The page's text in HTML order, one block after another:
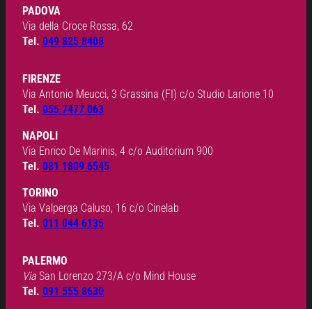
PADOVA
Via della Croce Rossa, 62
Tel. 049 825 8408
FIRENZE
Via Antonio Meucci, 3 Grassina (FI) c/o Studio Larione 10
Tel. 055 7477 063
NAPOLI
Via Enrico De Marinis, 4 c/o Auditorium 900
Tel. 081 1809 6545
TORINO
Via Valperga Caluso, 16 c/o Cinelab
Tel. 011 044 6135
PALERMO
Via San Lorenzo 273/A c/o Mind House
Tel. 091 555 8630